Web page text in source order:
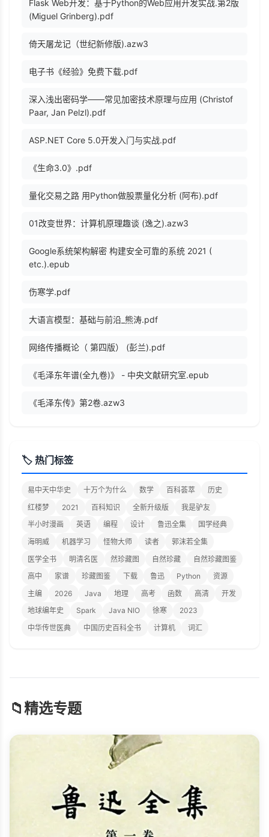
Flask Web开发：基于Python的Web应用开发实战.第2版
(Miguel Grinberg).pdf
倚天屠龙记（世纪新修版).azw3
电子书《经验》免费下载.pdf
深入浅出密码学——常见加密技术原理与应用 (Christof
Paar, Jan Pelzl).pdf
ASP.NET Core 5.0开发入门与实战.pdf
《生命3.0》.pdf
量化交易之路 用Python做股票量化分析 (阿布).pdf
01改变世界：计算机原理趣谈 (逸之).azw3
Google系统架构解密 构建安全可靠的系统 2021 (
etc.).epub
伤寒学.pdf
大语言模型：基础与前沿_熊涛.pdf
网络传播概论（ 第四版） (彭兰).pdf
《毛泽东年谱(全九卷)》 - 中央文献研究室.epub
《毛泽东传》第2卷.azw3
🏷️ 热门标签
易中天中华史 十万个为什么 数学 百科荟萃
历史
红楼梦
2021 百科知识 全新升级版
我是驴友
半小时漫画
英语 编程 设计 鲁迅全集
国学经典
海明威
机器学习 怪物大师 读者
郭沫若全集
医学全书
明清名医 然珍藏图 自然珍藏
自然珍藏图鉴
高中
家谱 珍藏图鉴 下载 鲁迅 Python
资源
主编
2026 Java 地理 高考 函数 高清
开发
地球编年史
Spark Java NIO 徐寒
2023
中华传世医典
中国历史百科全书 计算机 词汇
📁精选专题